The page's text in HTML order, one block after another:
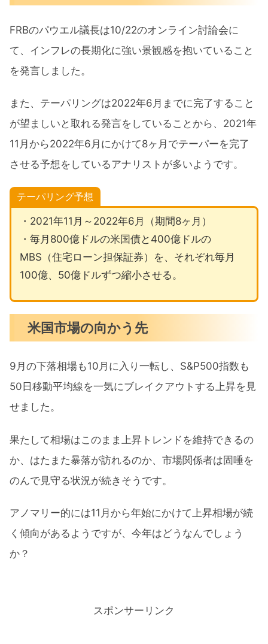
FRBのパウエル議長は10/22のオンライン討論会に
て、インフレの長期化に強い景観感を抱いていること
を発言しました。
また、テーパリングは2022年6月までに完了すること
が望ましいと取れる発言をしていることから、2021年
11月から2022年6月にかけて8ヶ月でテーパーを完了
させる予想をしているアナリストが多いようです。
テーパリング予想
・2021年11月～2022年6月（期間8ヶ月）
・毎月800億ドルの米国債と400億ドルの
MBS（住宅ローン担保証券）を、それぞれ毎月
100億、50億ドルずつ縮小させる。
米国市場の向かう先
9月の下落相場も10月に入り一転し、S&P500指数も
50日移動平均線を一気にブレイクアウトする上昇を見
せました。
果たして相場はこのまま上昇トレンドを維持できるの
か、はたまた暴落が訪れるのか、市場関係者は固唾を
のんで見守る状況が続きそうです。
アノマリー的には11月から年始にかけて上昇相場が続
く傾向があるようですが、今年はどうなんでしょう
か？
スポンサーリンク